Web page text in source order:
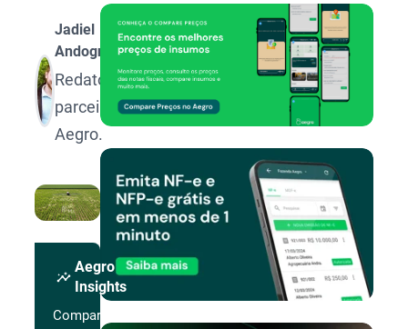
Jadiel
Andognini
Redator
parceiro
Aegro.
insights
Aegro
Insights
Compare